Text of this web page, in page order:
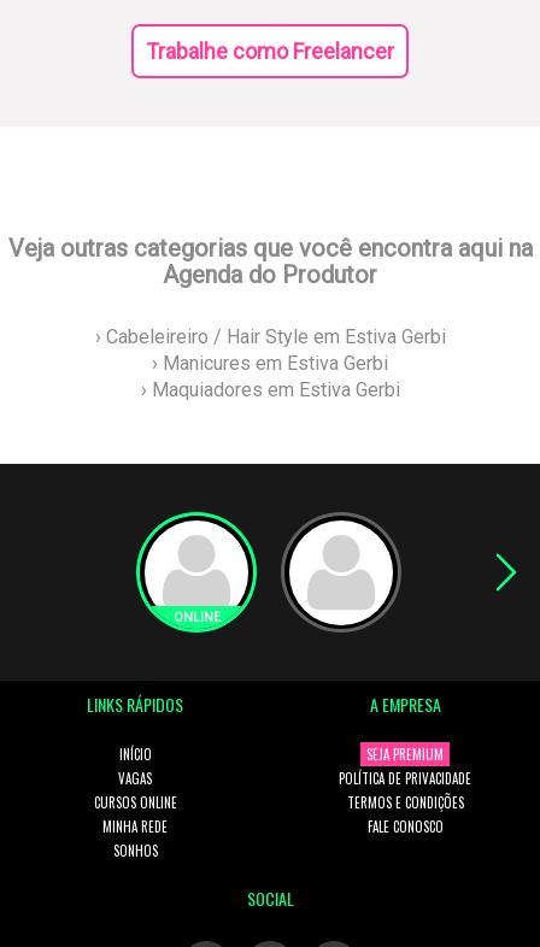
Trabalhe como Freelancer
Veja outras categorias que você encontra aqui na
Agenda do Produtor
› Cabeleireiro / Hair Style em Estiva Gerbi
› Manicures em Estiva Gerbi
› Maquiadores em Estiva Gerbi
LINKS RÁPIDOS
INÍCIO
VAGAS
CURSOS ONLINE
MINHA REDE
SONHOS
A EMPRESA
SEJA PREMIUM
POLÍTICA DE PRIVACIDADE
TERMOS E CONDIÇÕES
FALE CONOSCO
SOCIAL